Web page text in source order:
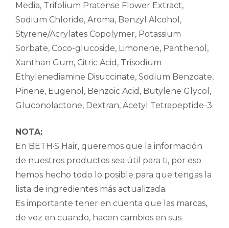
Media, Trifolium Pratense Flower Extract,
Sodium Chloride, Aroma, Benzyl Alcohol,
Styrene/Acrylates Copolymer, Potassium
Sorbate, Coco-glucoside, Limonene, Panthenol,
Xanthan Gum, Citric Acid, Trisodium
Ethylenediamine Disuccinate, Sodium Benzoate,
Pinene, Eugenol, Benzoic Acid, Butylene Glycol,
Gluconolactone, Dextran, Acetyl Tetrapeptide-3.
NOTA:
En BETH·S Hair, queremos que la información
de nuestros productos sea útil para ti, por eso
hemos hecho todo lo posible para que tengas la
lista de ingredientes más actualizada.
Es importante tener en cuenta que las marcas,
de vez en cuando, hacen cambios en sus